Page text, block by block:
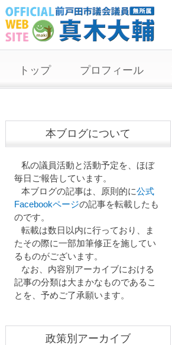
トップ プロフィール
本ブログについて
私の議員活動と活動予定を、ほぼ
毎日ご報告しています。
本ブログの記事は、原則的に公式
Facebookページの記事を転載したも
のです。
転載は数日以内に行っており、ま
たその際に一部加筆修正を施してい
るものがございます。
なお、内容別アーカイブにおける
記事の分類は大まかなものであるこ
とを、予めご了承願います。
政策別アーカイブ